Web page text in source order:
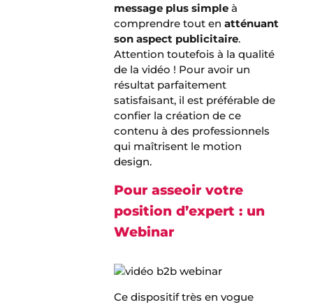
message plus simple à
comprendre tout enatténuant
son aspect publicitaire.
Attention toutefois à la qualité
de la vidéo ! Pour avoir un
résultat parfaitement
satisfaisant, il est préférable de
confier la création de ce
contenu à des professionnels
qui maîtrisent le motion
design.
Pour asseoir votre
position d’expert : un
Webinar
Ce dispositif très en vogue